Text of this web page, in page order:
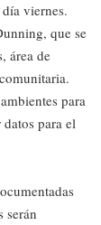
viernes.
que se
área de
para
para el
serán